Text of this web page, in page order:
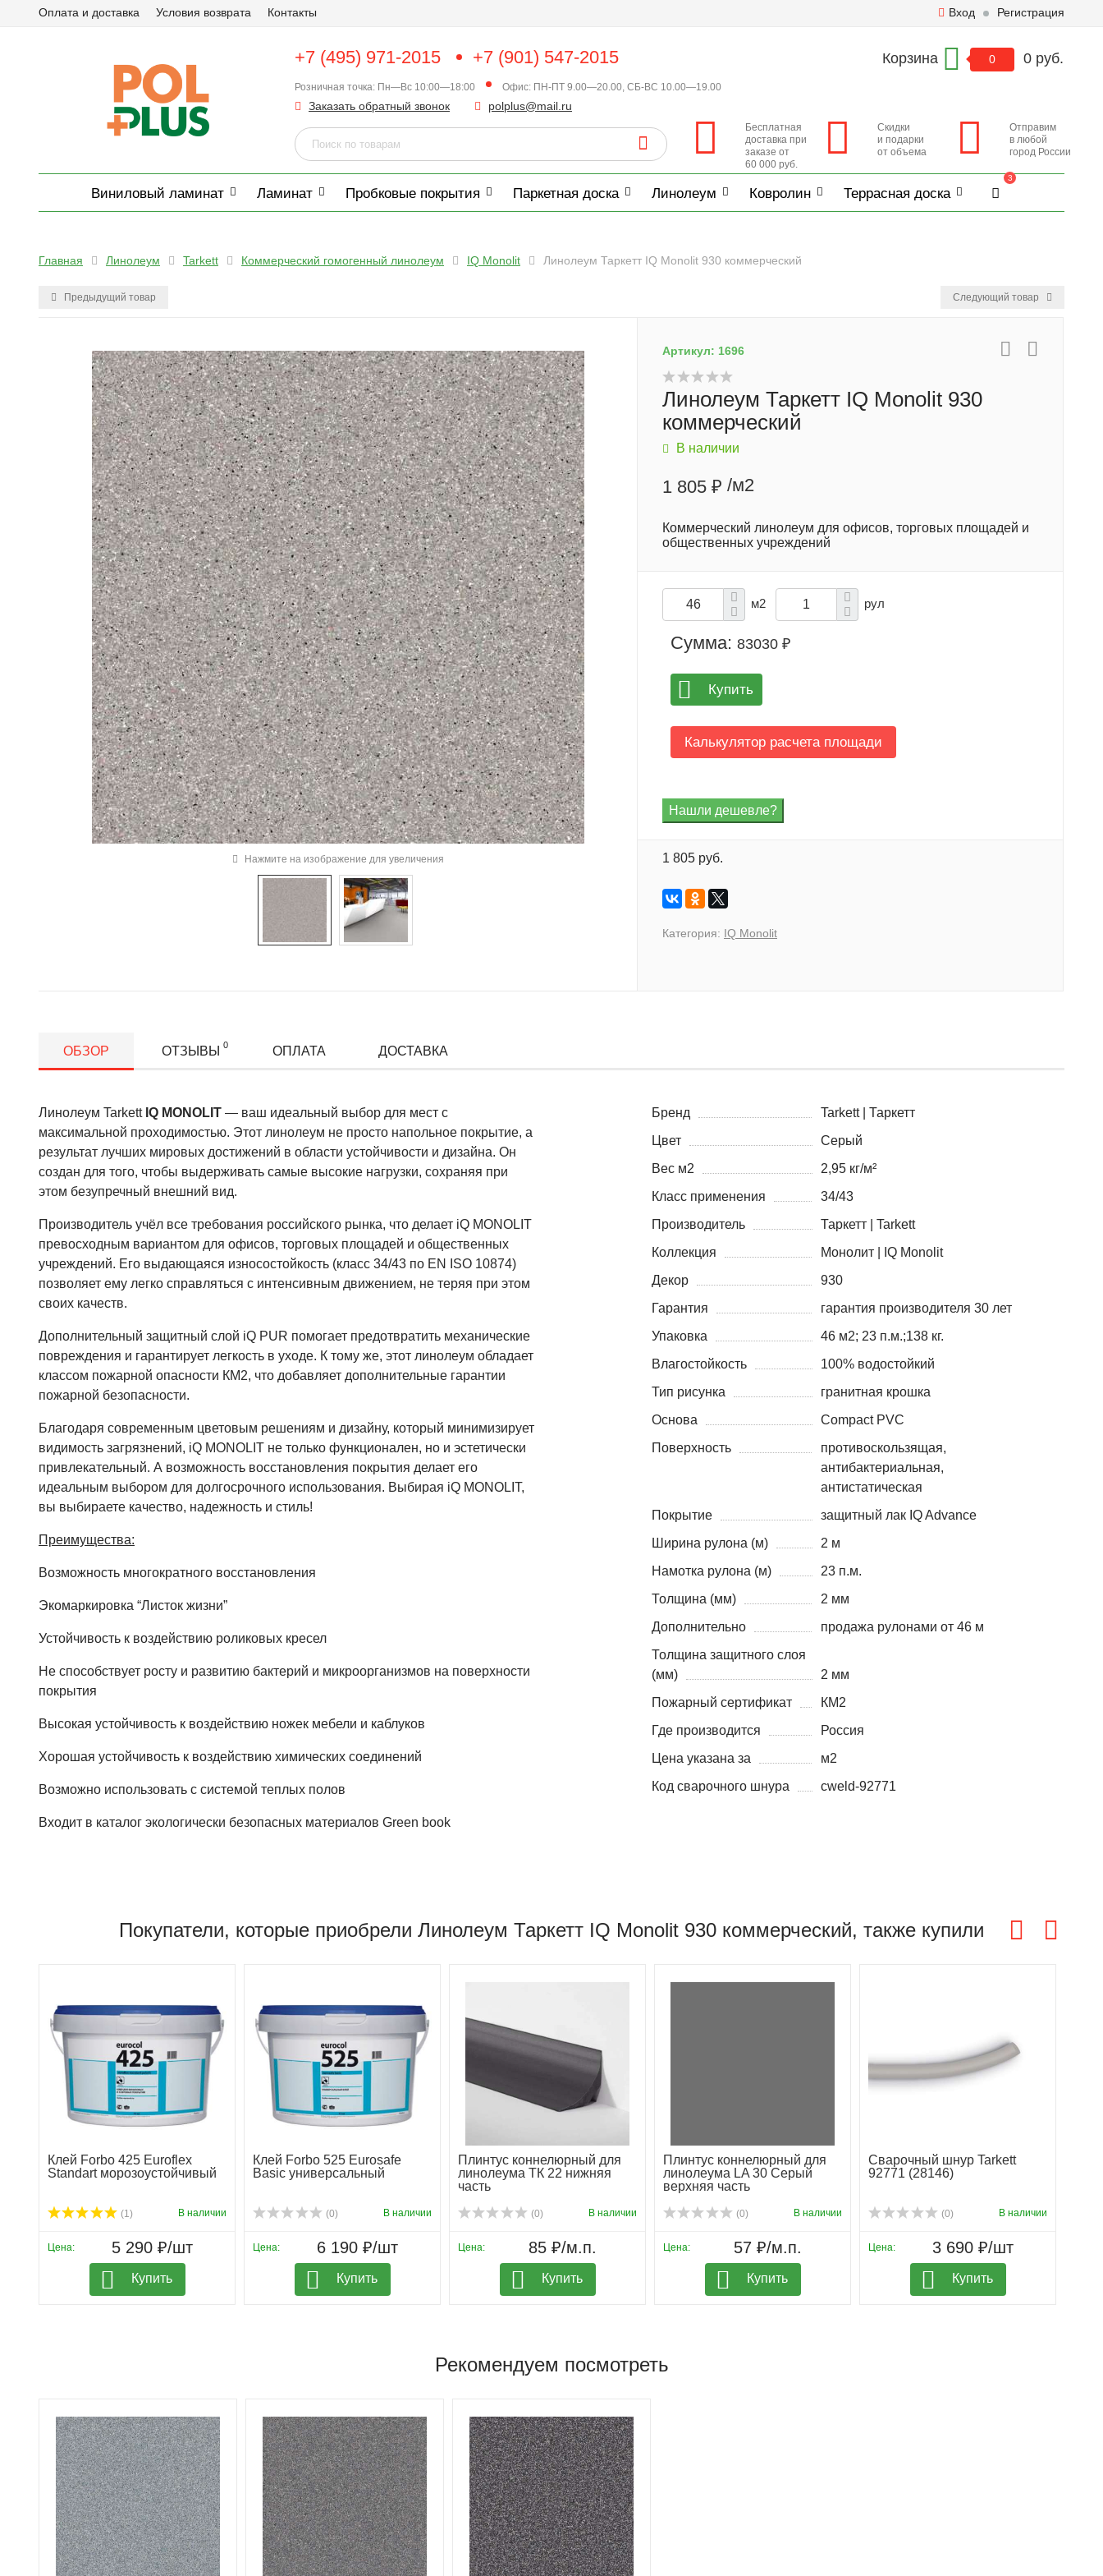
Оплата и доставка Условия возврата Контакты Вход Регистрация
+7 (495) 971-2015 +7 (901) 547-2015
Розничная точка: Пн—Вс 10:00—18:00 Офис: ПН-ПТ 9.00—20.00, СБ-ВС 10.00—19.00
Заказать обратный звонок polplus@mail.ru
Корзина 0 0 руб.
Бесплатная
доставка при
заказе от
60 000 руб.
Скидки
и подарки
от объема
Отправим
в любой
город России
Виниловый ламинат Ламинат Пробковые покрытия Паркетная доска Линолеум Ковролин Террасная доска
3
Главная Линолеум Tarkett Коммерческий гомогенный линолеум IQ Monolit Линолеум Таркетт IQ Monolit 930 коммерческий
Предыдущий товар Следующий товар
Нажмите на изображение для увеличения
Артикул: 1696
Линолеум Таркетт IQ Monolit 930
коммерческий
В наличии
1 805 ₽ /м2
Коммерческий линолеум для офисов, торговых площадей и
общественных учреждений
м2 рул
Сумма: 83030 ₽
Купить
Калькулятор расчета площади
1 805 руб.
Категория: IQ Monolit
ОБЗОР ОТЗЫВЫ 0 ОПЛАТА ДОСТАВКА
Линолеум Tarkett IQ MONOLIT — ваш идеальный выбор для мест с
максимальной проходимостью. Этот линолеум не просто напольное покрытие, а
результат лучших мировых достижений в области устойчивости и дизайна. Он
создан для того, чтобы выдерживать самые высокие нагрузки, сохраняя при
этом безупречный внешний вид.
Производитель учёл все требования российского рынка, что делает iQ MONOLIT
превосходным вариантом для офисов, торговых площадей и общественных
учреждений. Его выдающаяся износостойкость (класс 34/43 по EN ISO 10874)
позволяет ему легко справляться с интенсивным движением, не теряя при этом
своих качеств.
Дополнительный защитный слой iQ PUR помогает предотвратить механические
повреждения и гарантирует легкость в уходе. К тому же, этот линолеум обладает
классом пожарной опасности КМ2, что добавляет дополнительные гарантии
пожарной безопасности.
Благодаря современным цветовым решениям и дизайну, который минимизирует
видимость загрязнений, iQ MONOLIT не только функционален, но и эстетически
привлекательный. А возможность восстановления покрытия делает его
идеальным выбором для долгосрочного использования. Выбирая iQ MONOLIT,
вы выбираете качество, надежность и стиль!
Преимущества:
Возможность многократного восстановления
Экомаркировка “Листок жизни”
Устойчивость к воздействию роликовых кресел
Не способствует росту и развитию бактерий и микроорганизмов на поверхности
покрытия
Высокая устойчивость к воздействию ножек мебели и каблуков
Хорошая устойчивость к воздействию химических соединений
Возможно использовать с системой теплых полов
Входит в каталог экологически безопасных материалов Green book
Бренд
Tarkett | Таркетт
Цвет
Серый
Вес м2
2,95 кг/м²
Класс применения
34/43
Производитель
Таркетт | Tarkett
Коллекция
Монолит | IQ Monolit
Декор
930
Гарантия
гарантия производителя 30 лет
Упаковка
46 м2; 23 п.м.;138 кг.
Влагостойкость
100% водостойкий
Тип рисунка
гранитная крошка
Основа
Compact PVC
Поверхность
противоскользящая,
антибактериальная,
антистатическая
Покрытие
защитный лак IQ Advance
Ширина рулона (м)
2 м
Намотка рулона (м)
23 п.м.
Толщина (мм)
2 мм
Дополнительно
продажа рулонами от 46 м
Толщина защитного слоя
(мм)
2 мм
Пожарный сертификат
КМ2
Где производится
Россия
Цена указана за
м2
Код сварочного шнура
cweld-92771
Покупатели, которые приобрели Линолеум Таркетт IQ Monolit 930 коммерческий, также купили
Клей Forbo 425 Euroflex
Standart морозоустойчивый
(1) В наличии
Цена: 5 290 ₽/шт
Купить
Клей Forbo 525 Eurosafe
Basic универсальный
(0) В наличии
Цена: 6 190 ₽/шт
Купить
Плинтус коннелюрный для
линолеума ТК 22 нижняя
часть
(0) В наличии
Цена: 85 ₽/м.п.
Купить
Плинтус коннелюрный для
линолеума LA 30 Серый
верхняя часть
(0) В наличии
Цена: 57 ₽/м.п.
Купить
Сварочный шнур Tarkett
92771 (28146)
(0) В наличии
Цена: 3 690 ₽/шт
Купить
Рекомендуем посмотреть